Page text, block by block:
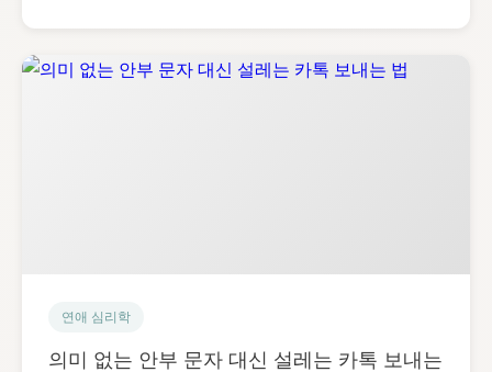
연애 심리학
의미 없는 안부 문자 대신 설레는 카톡 보내는